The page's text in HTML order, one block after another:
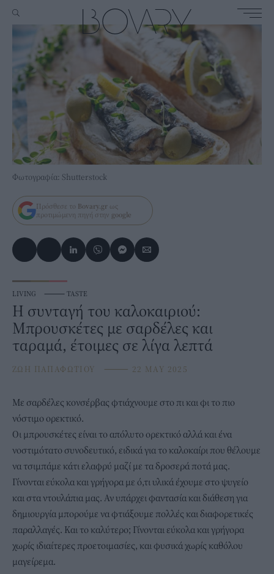
Φωτογραφία: Shutterstock
Πρόσθεσε το Bovary.gr ως
προτιμώμενη πηγή στην google
LIVING ⸻ TASTE
Η συνταγή του καλοκαιριού:
Μπρουσκέτες με σαρδέλες και
ταραμά, έτοιμες σε λίγα λεπτά
ΖΩΗ ΠΑΠΑΦΩΤΙΟΥ ⸻ 22 MAY 2025
Με σαρδέλες κονσέρβας φτιάχνουμε στο πι και φι το πιο
νόστιμο ορεκτικό.
Οι μπρουσκέτες είναι το απόλυτο ορεκτικό αλλά και ένα
νοστιμότατο συνοδευτικό, ειδικά για το καλοκαίρι που θέλουμε
να τσιμπάμε κάτι ελαφρύ μαζί με τα δροσερά ποτά μας.
Γίνονται εύκολα και γρήγορα με ό,τι υλικά έχουμε στο ψυγείο
και στα ντουλάπια μας. Αν υπάρχει φαντασία και διάθεση για
δημιουργία μπορούμε να φτιάξουμε πολλές και διαφορετικές
παραλλαγές. Και το καλύτερο; Γίνονται εύκολα και γρήγορα
χωρίς ιδιαίτερες προετοιμασίες, και φυσικά χωρίς καθόλου
μαγείρεμα.